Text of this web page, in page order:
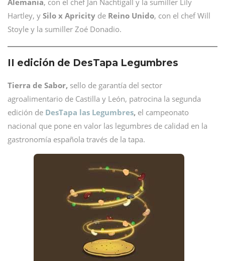
Alemania, con el chef Jan Nachtigall y la sumiller Lily
Hartley, y Silo x Apricity de Reino Unido, con el chef Will
Stoyle y la sumiller Zoé Donadio.
II edición de DesTapa Legumbres
Tierra de Sabor, sello de garantía del sector
agroalimentario de Castilla y León, patrocina la segunda
edición de DesTapa las Legumbres, el campeonato
nacional que pone en valor las legumbres de calidad en la
gastronomía española través de la tapa.